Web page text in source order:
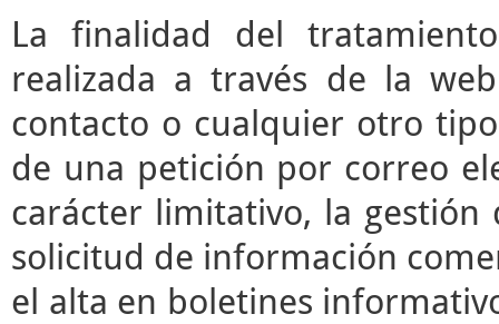
La finalidad del
realizada a través de la
contacto o cualquier otro
de una petición por correo
carácter limitativo, la
solicitud de información
el alta en boletines